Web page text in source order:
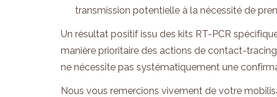
transmission potentielle à la nécessité de
Un résultat positif issu des kits RT-PCR
manière prioritaire des actions de contact-tracing
ne nécessite pas systématiquement une
Nous vous remercions vivement de votre